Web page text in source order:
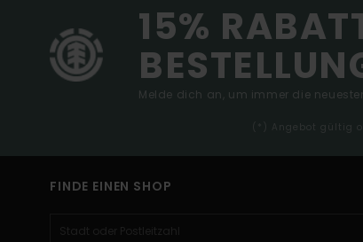
15%
Melde dich an, um immer die
(*) Angebot gültig
FINDE EINEN SHOP